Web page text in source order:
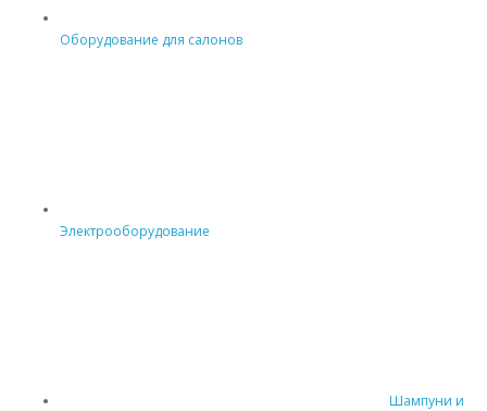
Оборудование для салонов
Электрооборудование
Шампуни и